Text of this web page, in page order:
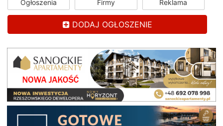
Ogłoszenia Firmy Reklama
DODAJ OGŁOSZENIE